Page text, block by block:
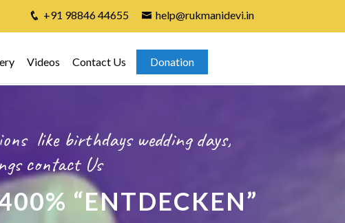
+91 98846 44655 help@rukmanidevi.in
Videos Contact Us Donation
like birthdays wedding days,
contact Us
“ENTDECKEN”